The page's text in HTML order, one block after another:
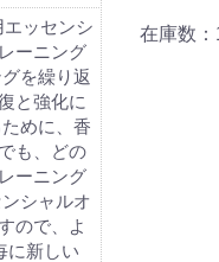
ッセンシ
ーニング
を繰り返
と強化に
めに、香
も、どの
ーニング
シャルオ
ので、よ
に新しい
在庫数：